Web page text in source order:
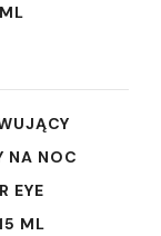
NA NOC
EYE
ML